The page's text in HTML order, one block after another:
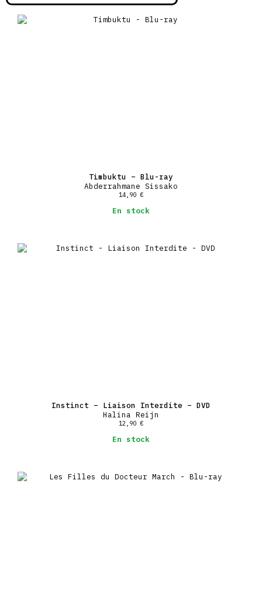
Timbuktu – Blu-ray
Abderrahmane Sissako
14,90 €
En stock
Instinct – Liaison Interdite – DVD
Halina Reijn
12,90 €
En stock